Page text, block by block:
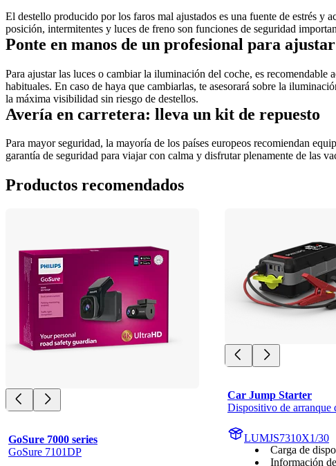
El destello producido por los faros mal ajustados es una fuente de estrés y
posición, intermitentes y luces de freno son funciones de seguridad
Ponte en manos de un profesional para
Para ajustar las luces o cambiar la iluminación del coche, es
habituales. En caso de haya que cambiarlas, te asesorará sobre la
la máxima visibilidad sin riesgo de destellos.
Avería en carretera: lleva un kit de repuesto
Para mayor seguridad, la mayoría de los países europeos recomiendan
garantía de seguridad para viajar con calma y disfrutar plenamente de las
Productos recomendados
GoSure 7000 series
GoSure 7101DP
Car Jump Starter
Dispositivo de arranque
LUMJS7310X1/30
Carga de
Información